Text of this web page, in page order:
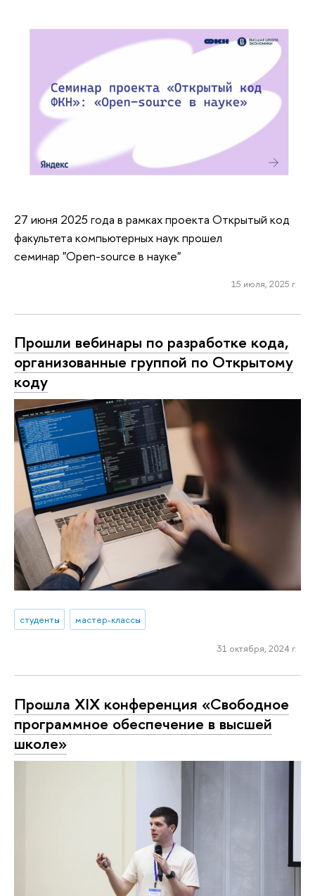
27 июня 2025 года в рамках проекта Открытый код
факультета компьютерных наук прошел
семинар "Open-source в науке"
15 июля, 2025 г.
Прошли вебинары по разработке кода,
организованные группой по Открытому
коду
студенты мастер-классы
31 октября, 2024 г.
Прошла ХIX конференция «Свободное
программное обеспечение в высшей
школе»